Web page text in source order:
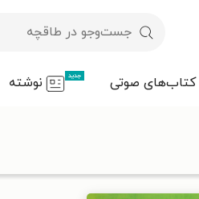
کتاب‌های صوتی جدید نوشته